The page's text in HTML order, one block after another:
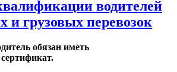
водителей
и грузовых перевозок
обязан иметь